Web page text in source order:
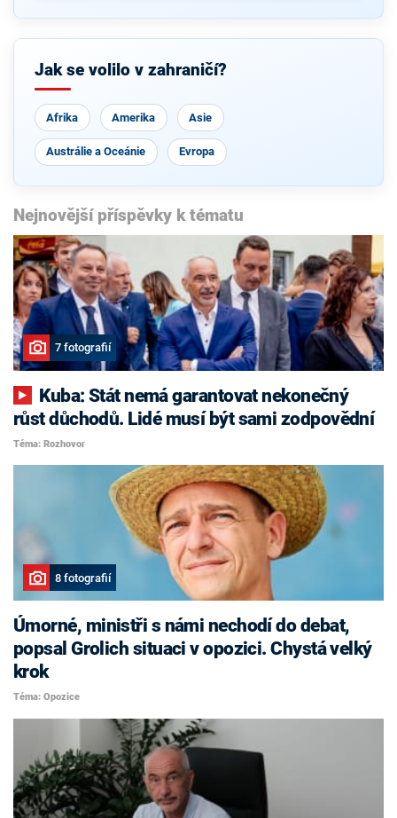
Jak se volilo v zahraničí?
Afrika Amerika Asie
Austrálie a Oceánie Evropa
Nejnovější příspěvky k tématu
7 fotografií
růst důchodů. Lidé musí být sami zodpovědní
Téma: Rozhovor
8 fotografií
Úmorné, ministři s námi nechodí do debat,
popsal Grolich situaci v opozici. Chystá velký
krok
Téma: Opozice